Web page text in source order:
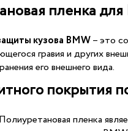
пленка
кузова BMW– это
гравия и других
его внешнего вида.
покрытия
Полиуретановая пленка